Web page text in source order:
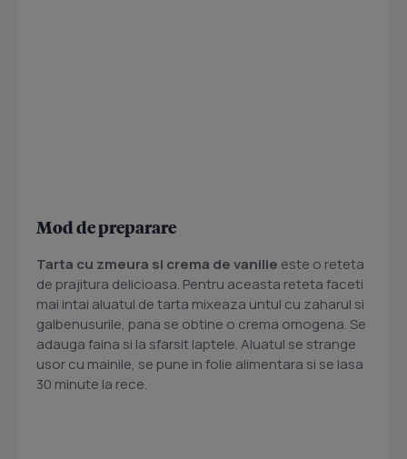
Mod de preparare
Tarta cu zmeura si crema de vanilie este o reteta
de prajitura delicioasa. Pentru aceasta reteta faceti
mai intai aluatul de tarta mixeaza untul cu zaharul si
galbenusurile, pana se obtine o crema omogena. Se
adauga faina si la sfarsit laptele. Aluatul se strange
usor cu mainile, se pune in folie alimentara si se lasa
30 minute la rece.